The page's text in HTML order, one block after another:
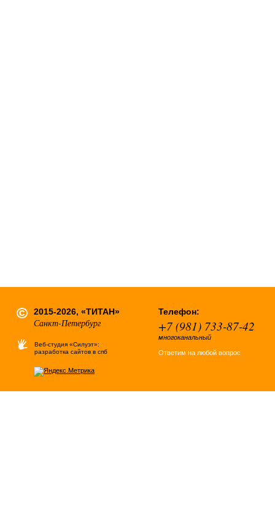
2015-2026, «ТИТАН»
Санкт-Петербург
Веб-студия «Силуэт»:
разработка сайтов в спб
Телефон:
+7 (981) 733-87-42
многоканальный
Ответим на любой вопрос